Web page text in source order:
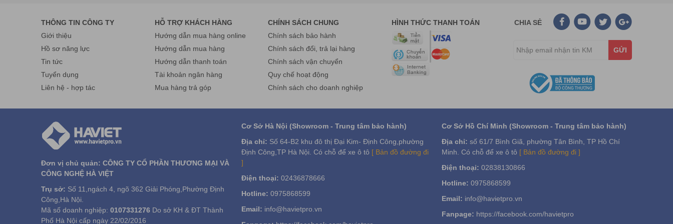
2. Điểm qua những lợi ích của Sefl service màMáy Kiosk bán hàng Q - Kiosk HV2750 PMT P80
2.1.Giảm chi phí nhân sự
ngày này gần như có thể thay thế các tác vụ thông thường của một nhân viên thu ngân như: giới thiệu món mới, các chương trình khuyến mãi, chính sách
ưu đãi hội viên, đặt món, thanh toán. Thiết bị Sefl service giúp giải quyết bài toán nhu cầu nhân sự tăng cao vào những thời gian cao điểm (cuối tuần, lễ, tết, chạy chương trình
siêu khuyến mãi) – khi mà nhu cầu khách hàng tăng đột biến thì việc thuê một nhân viên nhàn rỗi theo giờ là rất tốn kém và lãng phí.
Trong khi đó toàn bộ hệ thống máySefl service
chỉ cần một nhân viên để vận hành, và tất cả chỉ có vậy. Thêm vào đó, việc tuyển dụng nhân viên mới còn “ngốn” thêm của nhà
THÔNG TIN CÔNG TY
Giới thiệu
Hồ sơ năng lực
Tin tức
Tuyển dụng
Liên hệ - hợp tác
HỖ TRỢ KHÁCH HÀNG
Hướng dẫn mua hàng online
Hướng dẫn mua hàng
Hướng dẫn thanh toán
Tài khoản ngân hàng
Mua hàng trả góp
CHÍNH SÁCH CHUNG
Chính sách bảo hành
Chính sách đổi, trả lại hàng
Chính sách vận chuyển
Quy chế hoạt động
Chính sách cho doanh nghiệp
HÌNH THỨC THANH TOÁN CHIA SẺ
GỬI
Đơn vị chủ quản: CÔNG TY CỔ PHẦN THƯƠNG MẠI VÀ
CÔNG NGHỆ HÀ VIỆT
Trụ sở: Số 11,ngách 4, ngõ 362 Giải Phóng,Phường Định
Công,Hà Nội.
Mã số doanh nghiệp: 0107331276 Do sở KH & ĐT Thành
Phố Hà Nội cấp ngày 22/02/2016
Cơ Sở Hà Nội (Showroom - Trung tâm bảo hành)
Địa chỉ: Số 64-B2 khu đô thị Đại Kim- Định Công,phường
Định Công,TP Hà Nội. Có chỗ để xe ô tô [ Bản đồ đường đi
]
Điện thoại: 02436878666
Hotline: 0975868599
Email: info@havietpro.vn
Cơ Sở Hồ Chí Minh (Showroom - Trung tâm bảo hành)
Địa chỉ: số 61/7 Bình Giã, phường Tân Bình, TP Hồ Chí
Minh. Có chỗ để xe ô tô [ Bản đồ đường đi ]
Điện thoại: 02838130866
Hotline: 0975868599
Email: info@havietpro.vn
Fanpage: https://facebook.com/havietpro